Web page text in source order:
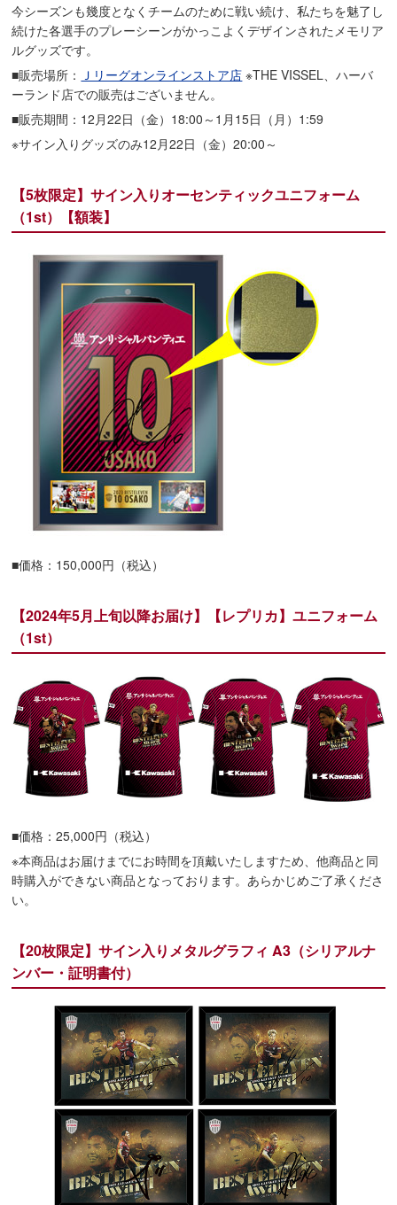
今シーズンも幾度となくチームのために戦い続け、私たちを魅了し
続けた各選手のプレーシーンがかっこよくデザインされたメモリア
ルグッズです。
■販売場所：
Ｊリーグオンラインストア店 ※THE VISSEL、ハーバ
ーランド店での販売はございません。
■販売期間：12月22日（金）18:00～1月15日（月）1:59
※サイン入りグッズのみ12月22日（金）20:00～
【5枚限定】サイン入りオーセンティックユニフォーム
（1st）【額装】
■価格：150,000円（税込）
【2024年5月上旬以降お届け】【レプリカ】ユニフォーム
（1st）
■価格：25,000円（税込）
※本商品はお届けまでにお時間を頂戴いたしますため、他商品と同
時購入ができない商品となっております。あらかじめご了承くださ
い。
【20枚限定】サイン入りメタルグラフィ A3（シリアルナ
ンバー・証明書付）